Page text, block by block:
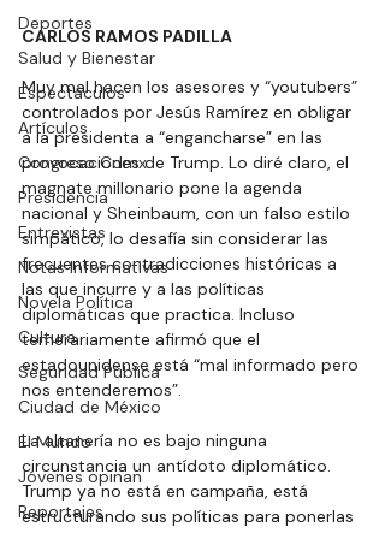
Deportes
Salud y Bienestar
Espectáculos
Artículos
Congreso Cdmx
Presidencia
Entrevistas
Notas Informativas
Novela Política
Cultura
Seguridad Pública
Ciudad de México
El Mundo
Jóvenes opinan
Reportajes
CARLOS RAMOS PADILLA
Muy mal hacen los asesores y “youtubers”
controlados por Jesús Ramírez en obligar
a la presidenta a “engancharse” en las
provocaciones de Trump. Lo diré claro, el
magnate millonario pone la agenda
nacional y Sheinbaum, con un falso estilo
simpático, lo desafía sin considerar las
frecuentes contradicciones históricas a
las que incurre y a las políticas
diplomáticas que practica. Incluso
temerariamente afirmó que el
estadounidense está “mal informado pero
nos entenderemos”.
La altanería no es bajo ninguna
circunstancia un antídoto diplomático.
Trump ya no está en campaña, está
estructurando sus políticas para ponerlas